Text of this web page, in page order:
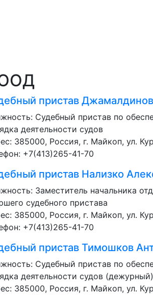
пристав
Судебный пристав по
деятельности судов
385000, Россия, г. Майкоп, ул.
+7(413)265-41-70
пристав Нализко
Заместитель начальника
судебного пристава
385000, Россия, г. Майкоп, ул.
+7(413)265-41-70
пристав Тимошков
Судебный пристав по
деятельности судов (дежурный)
385000, Россия, г. Майкоп, ул.